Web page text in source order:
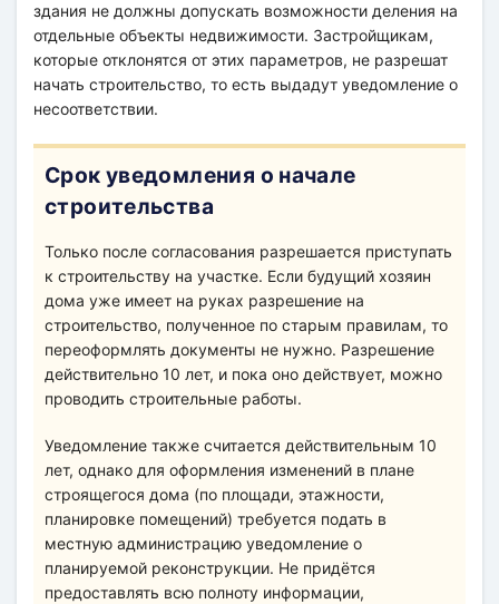
здания не должны допускать возможности деления на
отдельные объекты недвижимости. Застройщикам,
которые отклонятся от этих параметров, не разрешат
начать строительство, то есть выдадут уведомление о
несоответствии.
Срок уведомления о начале
строительства
Только после согласования разрешается приступать
к строительству на участке. Если будущий хозяин
дома уже имеет на руках разрешение на
строительство, полученное по старым правилам, то
переоформлять документы не нужно. Разрешение
действительно 10 лет, и пока оно действует, можно
проводить строительные работы.
Уведомление также считается действительным 10
лет, однако для оформления изменений в плане
строящегося дома (по площади, этажности,
планировке помещений) требуется подать в
местную администрацию уведомление о
планируемой реконструкции. Не придётся
предоставлять всю полноту информации,